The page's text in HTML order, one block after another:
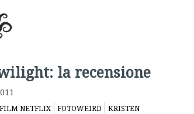
la recensione
FILM NETFLIX FOTOWEIRD
KRISTEN